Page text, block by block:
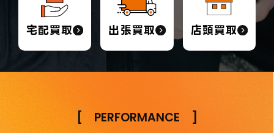
宅配買取 出張買取 店頭買取
[ PERFORMANCE ]